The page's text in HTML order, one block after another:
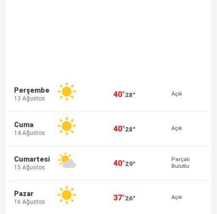
Perşembe
13 Ağustos 40°28° Açık
Cuma
14 Ağustos 40°28° Açık
Cumartesi
15 Ağustos 40°29°
Parçalı
Bulutlu
Pazar
16 Ağustos 37°26° Açık